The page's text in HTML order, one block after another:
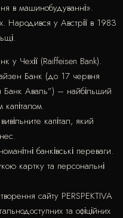
в машинобудуванні».
Народився у Австрії в 1983
у Чехії (Raiffeisen Bank).
Банк (до 17 червня
Аваль”) – найбільший
капітал, який
банківські переваги.
картку та персональні
сайту PERSPEKTIVA
та офіційних